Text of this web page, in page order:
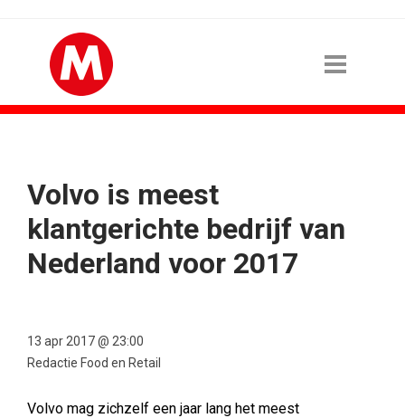
Volvo is meest
klantgerichte bedrijf van
Nederland voor 2017
13 apr 2017 @ 23:00
Redactie Food en Retail
Volvo mag zichzelf een jaar lang het meest